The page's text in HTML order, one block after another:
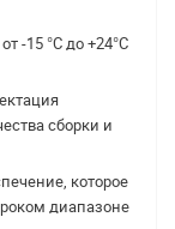
-15 °С до +24°С
сборки и
которое
диапазоне